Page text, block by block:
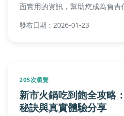
面實用的資訊，幫助您成為負責
發布日期：2026-01-23
205次瀏覽
新市火鍋吃到飽全攻略
秘訣與真實體驗分享